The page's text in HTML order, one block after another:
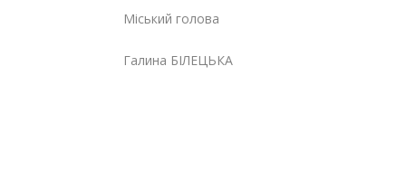
Міський голова
Галина БІЛЕЦЬКА